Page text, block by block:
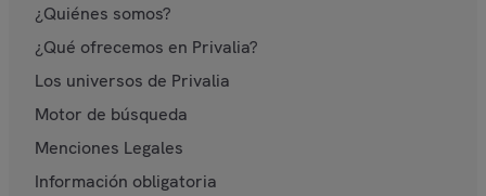
¿Quiénes somos?
¿Qué ofrecemos en Privalia?
Los universos de Privalia
Motor de búsqueda
Menciones Legales
Información obligatoria